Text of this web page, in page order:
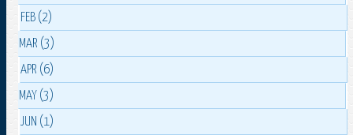
FEB (2)
MAR (3)
APR (6)
MAY (3)
JUN (1)